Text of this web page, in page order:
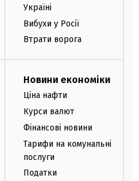
Україні
Вибухи у Росії
Втрати ворога
Новини економіки
Ціна нафти
Курси валют
Фінансові новини
Тарифи на комунальні
послуги
Податки